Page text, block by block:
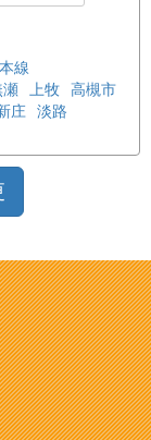
線
瀬 上牧
高槻市
庄
淡路